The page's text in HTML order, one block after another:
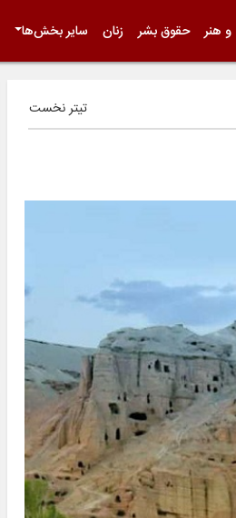
هنر حقوق بشر زنان سایر بخش‌ها
تیتر نخست